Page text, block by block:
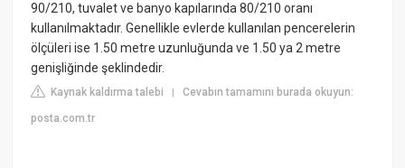
90/210, tuvalet ve banyo kapılarında 80/210 oranı
kullanılmaktadır. Genellikle evlerde kullanılan pencerelerin
ölçüleri ise 1.50 metre uzunluğunda ve 1.50 ya 2 metre
genişliğinde şeklindedir.
Kaynak kaldırma talebi |Cevabın tamamını burada okuyun:
posta.com.tr